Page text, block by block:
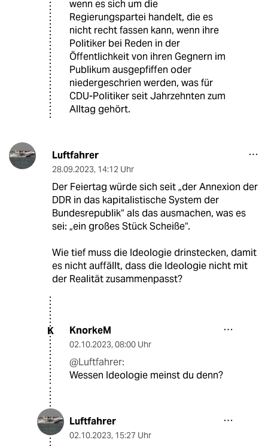
wenn es sich um die
Regierungspartei handelt, die es
nicht recht fassen kann, wenn ihre
Politiker bei Reden in der
Öffentlichkeit von ihren Gegnern im
Publikum ausgepfiffen oder
niedergeschrien werden, was für
CDU-Politiker seit Jahrzehnten zum
Alltag gehört.
Luftfahrer
28.09.2023, 14:12 Uhr
Der Feiertag würde sich seit „der Annexion der
DDR in das kapitalistische System der
Bundesrepublik“ als das ausmachen, was es
sei: „ein großes Stück Scheiße“.
Wie tief muss die Ideologie drinstecken, damit
es nicht auffällt, dass die Ideologie nicht mit
der Realität zusammenpasst?
K KnorkeM
02.10.2023, 08:00 Uhr
@Luftfahrer:
Wessen Ideologie meinst du denn?
Luftfahrer
02.10.2023, 15:27 Uhr